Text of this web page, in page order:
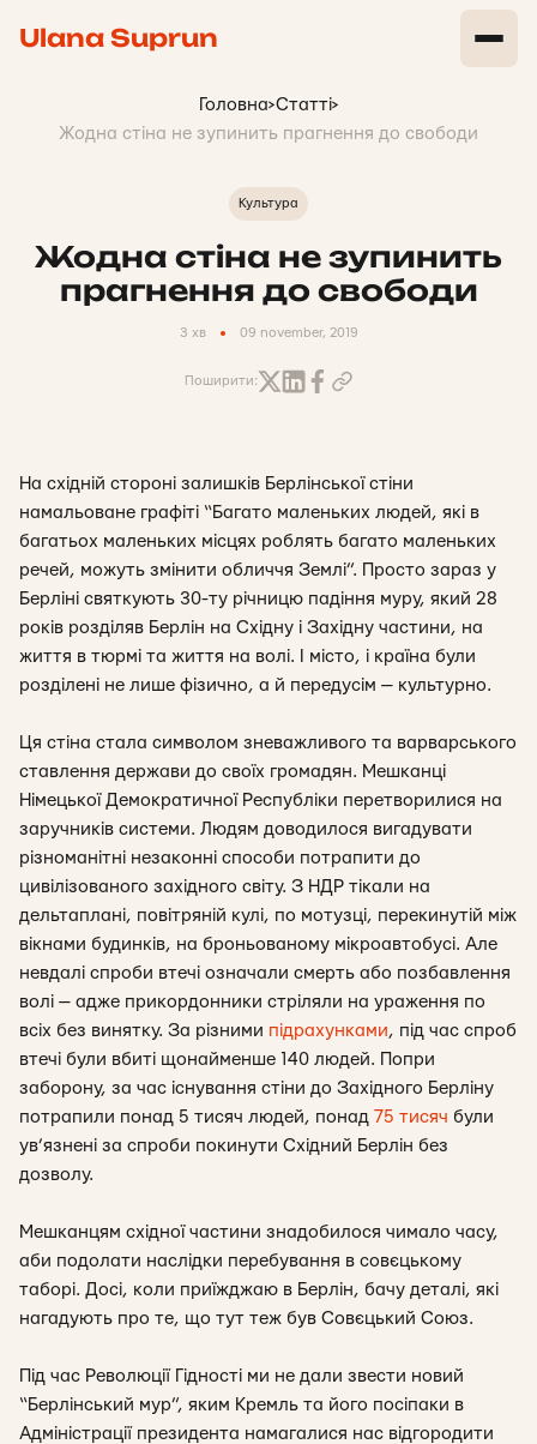
Ulana Suprun
Головна>Статті>
Жодна стіна не зупинить прагнення до свободи
Культура
Жодна стіна не зупинить
прагнення до свободи
3 хв 09 november, 2019
Поширити:
На східній стороні залишків Берлінської стіни
намальоване графіті “Багато маленьких людей, які в
багатьох маленьких місцях роблять багато маленьких
речей, можуть змінити обличчя Землі”. Просто зараз у
Берліні святкують 30-ту річницю падіння муру, який 28
років розділяв Берлін на Східну і Західну частини, на
життя в тюрмі та життя на волі. І місто, і країна були
розділені не лише фізично, а й передусім — культурно.
Ця стіна стала символом зневажливого та варварського
ставлення держави до своїх громадян. Мешканці
Німецької Демократичної Республіки перетворилися на
заручників системи. Людям доводилося вигадувати
різноманітні незаконні способи потрапити до
цивілізованого західного світу. З НДР тікали на
дельтаплані, повітряній кулі, по мотузці, перекинутій між
вікнами будинків, на броньованому мікроавтобусі. Але
невдалі спроби втечі означали смерть або позбавлення
волі — адже прикордонники стріляли на ураження по
всіх без винятку. За різними підрахунками, під час спроб
втечі були вбиті щонайменше 140 людей. Попри
заборону, за час існування стіни до Західного Берліну
потрапили понад 5 тисяч людей, понад 75 тисяч були
ув’язнені за спроби покинути Східний Берлін без
дозволу.
Мешканцям східної частини знадобилося чимало часу,
аби подолати наслідки перебування в совєцькому
таборі. Досі, коли приїжджаю в Берлін, бачу деталі, які
нагадують про те, що тут теж був Совєцький Союз.
Під час Революції Гідності ми не дали звести новий
“Берлінський мур”, яким Кремль та його посіпаки в
Адміністрації президента намагалися нас відгородити